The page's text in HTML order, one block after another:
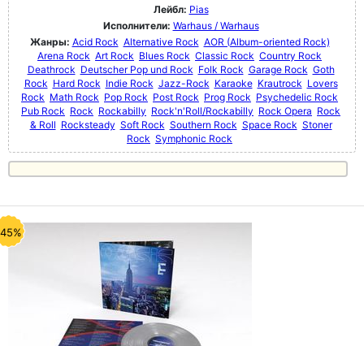
Лейбл: Pias
Исполнители: Warhaus / Warhaus
Жанры: Acid Rock Alternative Rock AOR (Album-oriented Rock)
Arena Rock Art Rock Blues Rock Classic Rock Country Rock
Deathrock Deutscher Pop und Rock Folk Rock Garage Rock Goth
Rock Hard Rock Indie Rock Jazz-Rock Karaoke Krautrock Lovers
Rock Math Rock Pop Rock Post Rock Prog Rock Psychedelic Rock
Pub Rock Rock Rockabilly Rock'n'Roll/Rockabilly Rock Opera Rock
& Roll Rocksteady Soft Rock Southern Rock Space Rock Stoner
Rock Symphonic Rock